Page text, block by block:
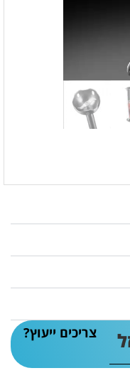
צריכים ייעוץ?